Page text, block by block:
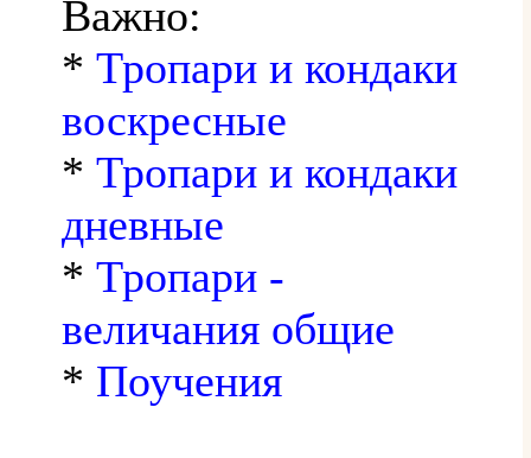
Важно:
* Тропари и кондаки
воскресные
* Тропари и кондаки
дневные
* Тропари -
величания общие
* Поучения